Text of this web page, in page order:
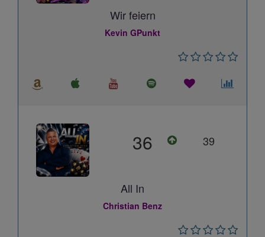
Wir feiern
Kevin GPunkt
36 39
All In
Christian Benz